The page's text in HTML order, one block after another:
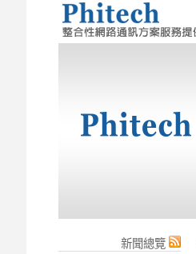
新聞總覽